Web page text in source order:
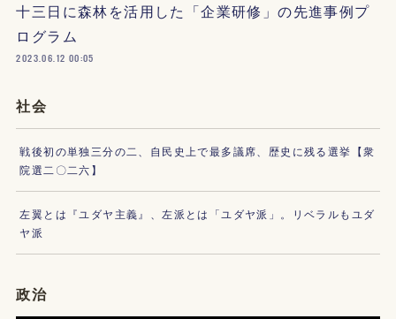
十三日に森林を活用した「企業研修」の先進事例プ
ログラム
2023.06.12 00:05
社会
戦後初の単独三分の二、自民史上で最多議席、歴史に残る選挙【衆
院選二〇二六】
左翼とは『ユダヤ主義』、左派とは「ユダヤ派」。リベラルもユダ
ヤ派
政治